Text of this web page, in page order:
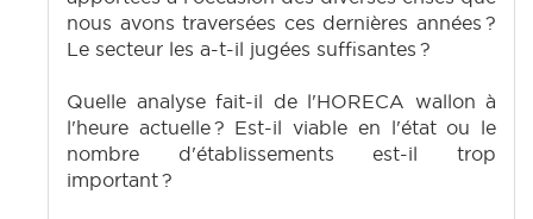
nous avons traversées ces dernières années ?
Le secteur les a-t-il jugées suffisantes ?
Quelle analyse fait-il de l'HORECA wallon à
l'heure actuelle ? Est-il viable en l'état ou le
nombre d'établissements est-il trop
important ?